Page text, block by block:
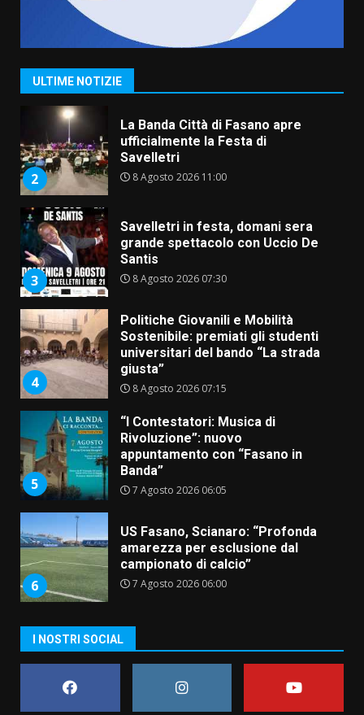
ULTIME NOTIZIE
1
Serie D, l’Us Fasano non molla e
conferma di voler ricorrere per
2
La Banda Città di Fasano apre
ufficialmente la Festa di
Savelletri
8 Agosto 2026 11:00
3
Savelletri in festa, domani sera
grande spettacolo con Uccio De
Santis
8 Agosto 2026 07:30
4
Politiche Giovanili e Mobilità
Sostenibile: premiati gli studenti
universitari del bando “La strada
giusta”
8 Agosto 2026 07:15
5
“I Contestatori: Musica di
Rivoluzione”: nuovo
appuntamento con “Fasano in
Banda”
7 Agosto 2026 06:05
6
US Fasano, Scianaro: “Profonda
amarezza per esclusione dal
campionato di calcio”
7 Agosto 2026 06:00
Fasanese ferito a colpi di arma
I NOSTRI SOCIAL